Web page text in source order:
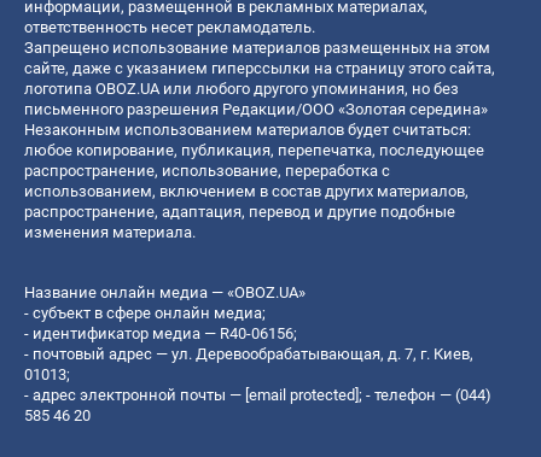
информации, размещенной в рекламных материалах,
ответственность несет рекламодатель.
Запрещено использование материалов размещенных на этом
сайте, даже с указанием гиперссылки на страницу этого сайта,
логотипа OBOZ.UA или любого другого упоминания, но без
письменного разрешения Редакции/ООО «Золотая середина»
Незаконным использованием материалов будет считаться:
любое копирование, публикация, перепечатка, последующее
распространение, использование, переработка с
использованием, включением в состав других материалов,
распространение, адаптация, перевод и другие подобные
изменения материала.
Название онлайн медиа — «OBOZ.UA»
- субъект в сфере онлайн медиа;
- идентификатор медиа — R40-06156;
- почтовый адрес — ул. Деревообрабатывающая, д. 7, г. Киев,
01013;
- адрес электронной почты — [email protected]; - телефон — (044)
585 46 20